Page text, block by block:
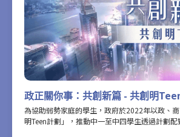
政正關你事：共創新篇 - 共創明
為協助弱勢家庭的學生，政府於2022年以政、
明Teen計劃」，推動中一至中四學生透過計劃